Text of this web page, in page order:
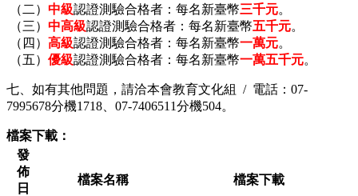
（二） 中級認證測驗合格者：每名新臺幣三千元。
（三） 中高級認證測驗合格者：每名新臺幣五千元。
（四） 高級認證測驗合格者：每名新臺幣一萬元。
（五） 優級認證測驗合格者：每名新臺幣一萬五千元。
七、如有其他問題，請洽本會教育文化組 / 電話：07-
7995678分機1718、07-7406511分機504。
檔案下載：
發
佈
日
檔案名稱 檔案下載